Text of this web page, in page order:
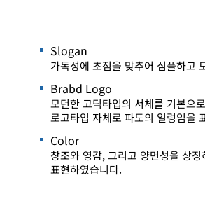
Slogan
가독성에 초점을 맞추어 심플하고
Brabd Logo
모던한 고딕타입의 서체를 기본으
로고타입 자체로 파도의 일렁임을
Color
창조와 영감, 그리고 양면성을 상
표현하였습니다.